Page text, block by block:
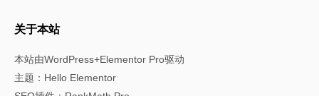
关于本站
本站由WordPress+Elementor Pro驱动
主题：Hello Elementor